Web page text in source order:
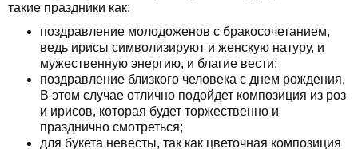
такие праздники как:
поздравление молодоженов с бракосочетанием,
ведь ирисы символизируют и женскую натуру, и
мужественную энергию, и благие вести;
поздравление близкого человека с днем рождения.
В этом случае отлично подойдет композиция из роз
и ирисов, которая будет торжественно и
празднично смотреться;
для букета невесты, так как цветочная композиция